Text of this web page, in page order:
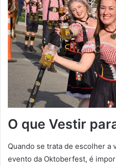
O que Vestir
Quando se trata de escolher a
evento da Oktoberfest, é